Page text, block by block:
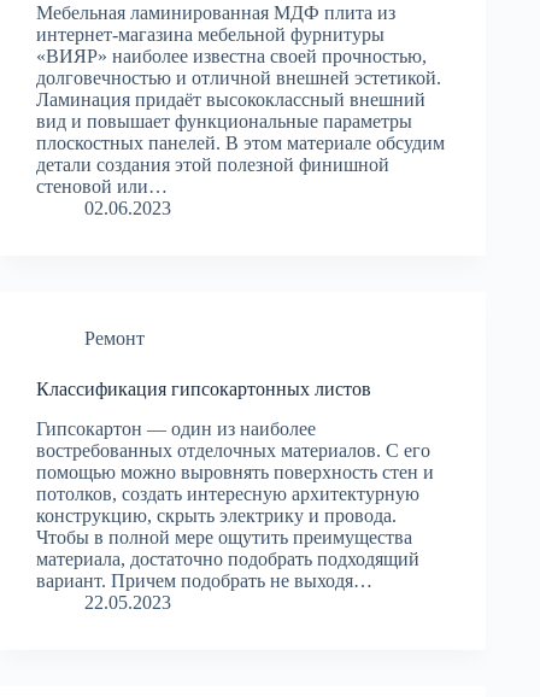
Мебельная ламинированная МДФ плита из
интернет-магазина мебельной фурнитуры
«ВИЯР» наиболее известна своей прочностью,
долговечностью и отличной внешней эстетикой.
Ламинация придаёт высококлассный внешний
вид и повышает функциональные параметры
плоскостных панелей. В этом материале обсудим
детали создания этой полезной финишной
стеновой или…
02.06.2023
Ремонт
Классификация гипсокартонных листов
Гипсокартон — один из наиболее
востребованных отделочных материалов. С его
помощью можно выровнять поверхность стен и
потолков, создать интересную архитектурную
конструкцию, скрыть электрику и провода.
Чтобы в полной мере ощутить преимущества
материала, достаточно подобрать подходящий
вариант. Причем подобрать не выходя…
22.05.2023